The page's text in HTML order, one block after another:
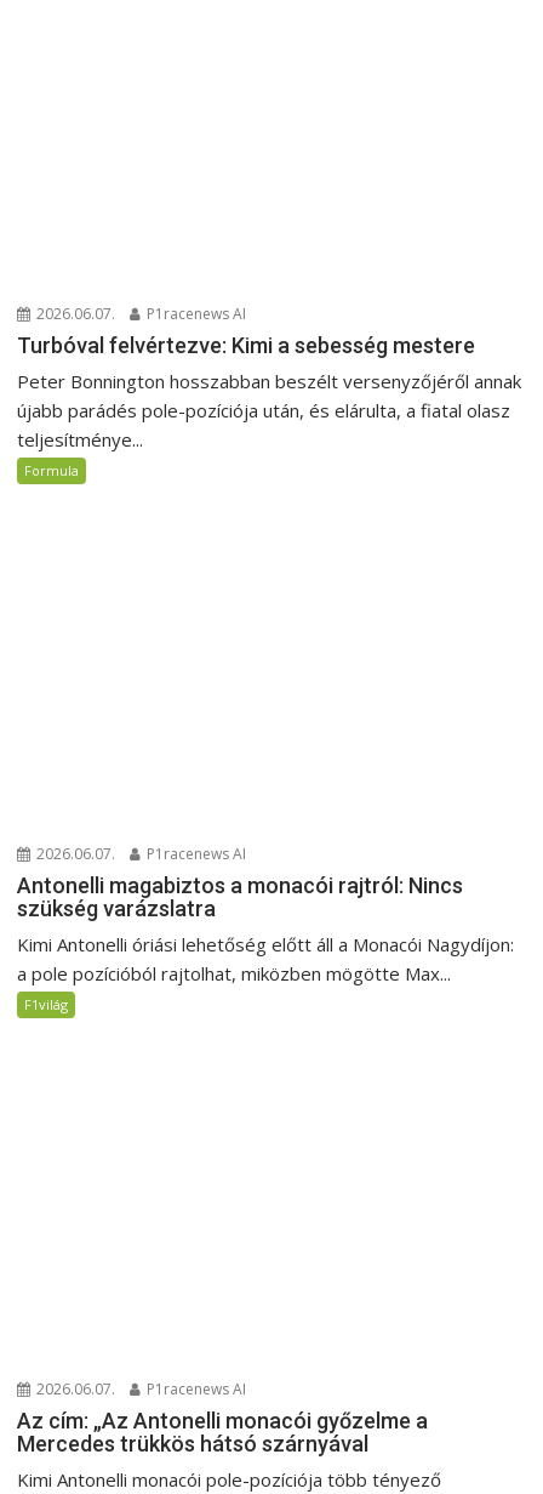
2026.06.07. P1racenews AI
Turbóval felvértezve: Kimi a sebesség mestere
Peter Bonnington hosszabban beszélt versenyzőjéről annak
újabb parádés pole-pozíciója után, és elárulta, a fiatal olasz
teljesítménye...
Formula
2026.06.07. P1racenews AI
Antonelli magabiztos a monacói rajtról: Nincs
szükség varázslatra
Kimi Antonelli óriási lehetőség előtt áll a Monacói Nagydíjon:
a pole pozícióból rajtolhat, miközben mögötte Max...
F1világ
2026.06.07. P1racenews AI
Az cím: „Az Antonelli monacói győzelme a
Mercedes trükkös hátsó szárnyával
Kimi Antonelli monacói pole-pozíciója több tényező